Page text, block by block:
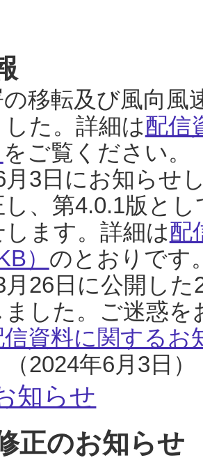
移転及び風向風
た。詳細は配信
をご覧ください。
月3日にお知らせ
し、第4.0.1版と
ます。詳細は配
） のとおりです
月26日に公開し
ました。ご迷惑
信資料に関するお
2024年6月3日）
知らせ
正のお知らせ